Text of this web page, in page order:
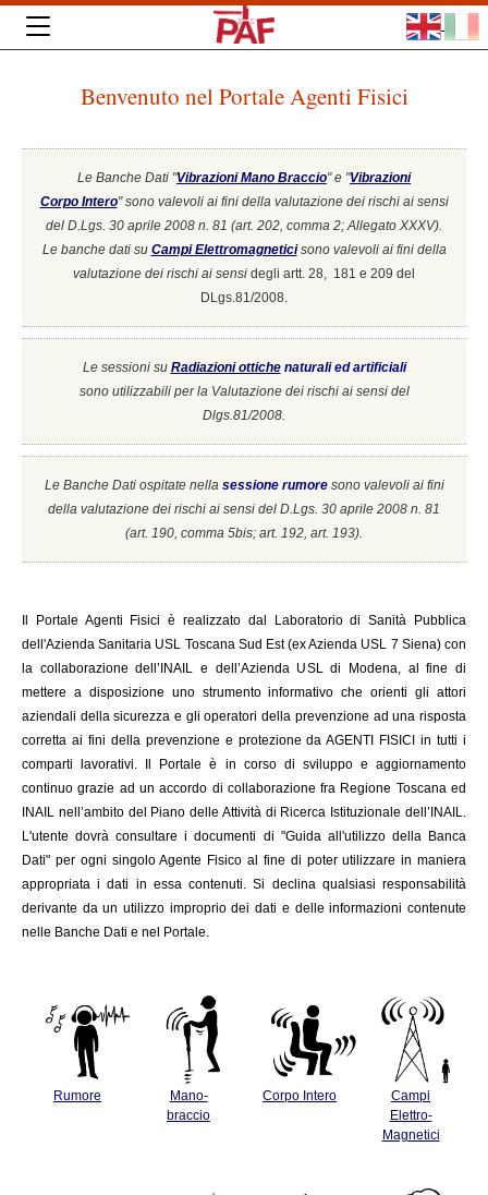
Benvenuto nel Portale Agenti Fisici
Le Banche Dati "Vibrazioni Mano Braccio" e "Vibrazioni
Corpo Intero"sono valevoli ai fini della valutazione dei rischi ai sensi
del D.Lgs. 30 aprile 2008 n. 81 (art. 202, comma 2; Allegato XXXV).
Le banche dati su Campi Elettromagneticisono valevoli ai fini della
valutazione dei rischi ai sensi degli artt. 28, 181 e 209 del
DLgs.81/2008.
Le sessioni su Radiazioni ottiche naturali ed artificiali
sono utilizzabili per la Valutazione dei rischi ai sensi del
Dlgs.81/2008.
Le Banche Dati ospitate nella sessione rumore sono valevoli ai fini
della valutazione dei rischi ai sensi del D.Lgs. 30 aprile 2008 n. 81
(art. 190, comma 5bis; art. 192, art. 193).
Portale Agenti Fisici è realizzato dal Laboratorio di Sanità Pubblica
dell'Azienda Sanitaria USL Toscana Sud Est (ex Azienda USL 7 Siena) con
la collaborazione dell’INAIL e dell’Azienda USL di Modena, al fine di
mettere a disposizione uno strumento informativo che orienti gli attori
aziendali della sicurezza e gli operatori della prevenzione ad una risposta
corretta ai fini della prevenzione e protezione da AGENTI FISICI in tutti i
comparti lavorativi. Il Portale è in corso di sviluppo e aggiornamento
continuo grazie ad un accordo di collaborazione fra Regione Toscana ed
INAIL nell’ambito del Piano delle Attività di Ricerca Istituzionale dell’INAIL.
L'utente dovrà consultare i documenti di "Guida all'utilizzo della Banca
Dati" per ogni singolo Agente Fisico al fine di poter utilizzare in maniera
appropriata i dati in essa contenuti. Si declina qualsiasi responsabilità
derivante da un utilizzo improprio dei dati e delle informazioni contenute
nelle Banche Dati e nel Portale.
Rumore
Mano-
braccio
Corpo Intero
Campi
Elettro-
Magnetici